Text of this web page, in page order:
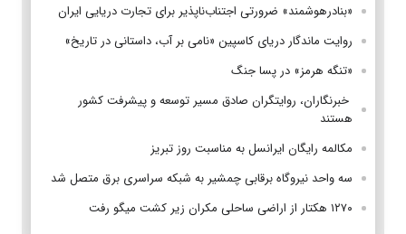
«بنادرهوشمند» ضرورتی اجتناب‌ناپذیر برای تجارت دریایی ایران
روایت ماندگار دریای کاسپین «نامی بر آب، داستانی در تاریخ»
«تنگه هرمز» در پسا جنگ
‌ خبرنگاران، روایتگران صادق مسیر توسعه و پیشرفت کشور
هستند
مکالمه رایگان ایرانسل به مناسبت روز تبریز
سه واحد نیروگاه برقابی چمشیر به شبکه سراسری برق متصل شد
۱۲۷۰ هکتار از اراضی ساحلی مکران زیر کشت میگو رفت